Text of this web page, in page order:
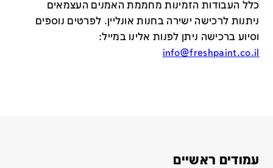
כלל העבודות הזמינות מחממת האמנים העצמאים
ניתנות לרכישה ישירה בחנות אונליין. לפרטים נוספים
וסיוע ברכישה ניתן לפנות אלינו במייל:
info@freshpaint.co.il
עמודים ראשיים